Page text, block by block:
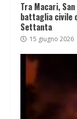
Tra Macari,
battaglia civile
Settanta
15 giugno 2026